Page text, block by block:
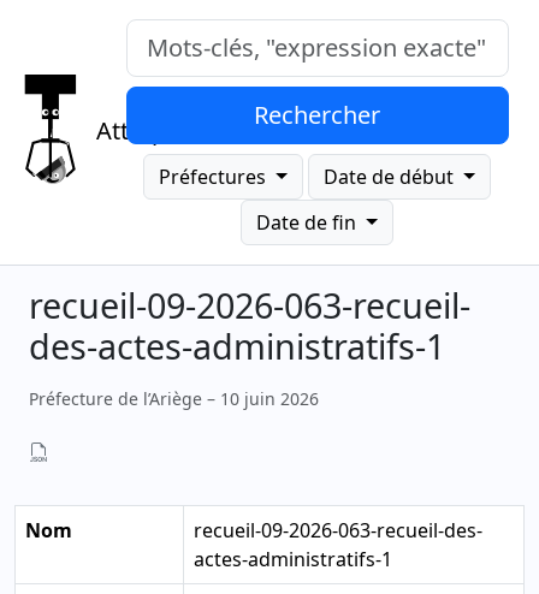
Attrap
Mots-clés, "expression exacte"
Rechercher
Préfectures
Date de début
Date de fin
recueil-09-2026-063-recueil-
des-actes-administratifs-1
Préfecture de l’Ariège – 10 juin 2026
Nom
recueil-09-2026-063-recueil-des-
actes-administratifs-1